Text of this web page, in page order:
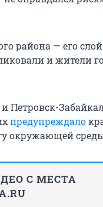
района — его слой
и жители
Петровск-
предупреждало
окружающей
С МЕСТА